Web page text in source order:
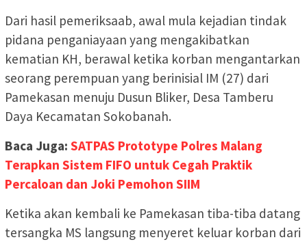
Dari hasil pemeriksaab, awal mula kejadian tindak
pidana penganiayaan yang mengakibatkan
kematian KH, berawal ketika korban mengantarkan
seorang perempuan yang berinisial IM (27) dari
Pamekasan menuju Dusun Bliker, Desa Tamberu
Daya Kecamatan Sokobanah.
Baca Juga: SATPAS Prototype Polres Malang
Terapkan Sistem FIFO untuk Cegah Praktik
Percaloan dan Joki Pemohon SIIM
Ketika akan kembali ke Pamekasan tiba-tiba datang
tersangka MS langsung menyeret keluar korban dari